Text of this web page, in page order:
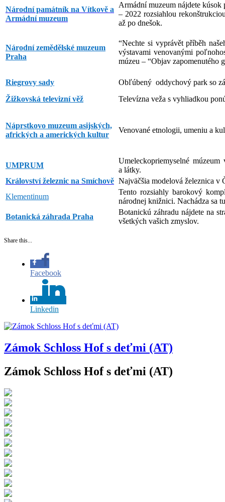
Národní památník na Vítkově a
Armádní muzeum
Armádní muzeum nájdete
– 2022 rozsiahlou
až po dnešok.
Národní zemědělské muzeum
Praha
“Nechte si vyprávět příběh
výstavami venovanými
múzeu – “Objav zapomenutého
Riegrovy sady
Obľúbený oddychový park so
Žižkovská televizní věž
Televízna veža s vyhliadkou
Náprstkovo muzeum asijských,
afrických a amerických kultur
Venované etnologii, umeniu a
UMPRUM
Umeleckopriemyselné
a látky.
Království železnic na Smíchově Najväčšia modelová železnica v
Klementinum
Tento rozsiahly barokový
národnej knižnici. Nachádza sa
Botanická záhrada Praha
Botanickú záhradu nájdete na
všetkých vašich zmyslov.
Share this...
Facebook
Linkedin
Zámok Schloss Hof s deťmi (AT)
Zámok Schloss Hof s deťmi (AT)